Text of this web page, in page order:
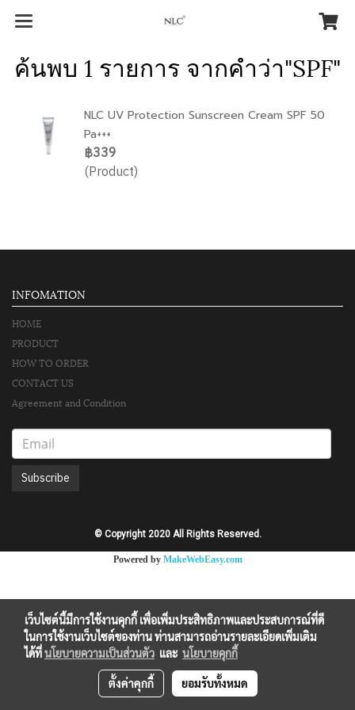
ค้นพบ 1 รายการ จากคำว่า"SPF"
NLC UV Protection Sunscreen Cream SPF 50
Pa+++
฿339
(Product)
INFOMATION
HOME
PRODUCT
HOW TO ORDER
CONTACT US
Agreement and Condition
Subscribe
© Copyright 2020 All Rights Reserved.
Powered by MakeWebEasy.com
เว็บไซต์นี้มีการใช้งานคุกกี้ เพื่อเพิ่มประสิทธิภาพและประสบการณ์ที่ดี
ในการใช้งานเว็บไซต์ของท่าน ท่านสามารถอ่านรายละเอียดเพิ่มเติม
ได้ที่นโยบายความเป็นส่วนตัว และ นโยบายคุกกี้
ตั้งค่าคุกกี้ ยอมรับทั้งหมด